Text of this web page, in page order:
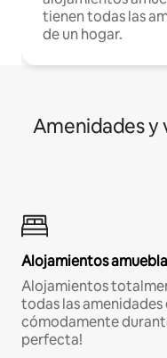
tienen todas las
de un hogar.
Amenidades y
Alojamientos
Alojamientos
todas las
cómodamente
perfecta!